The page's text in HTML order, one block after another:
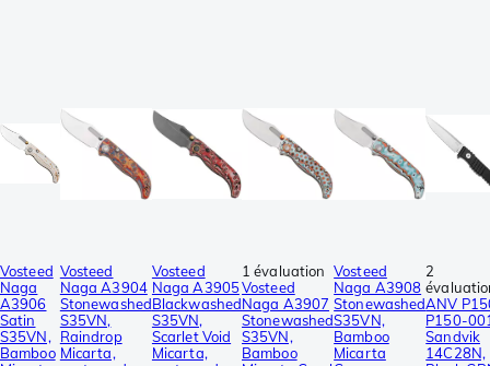
Vosteed
Naga
A3906
Satin
S35VN,
Bamboo
Vosteed
Naga A3904
Stonewashed
S35VN,
Raindrop
Micarta,
Vosteed
Naga A3905
Blackwashed
S35VN,
Scarlet Void
Micarta,
1 évaluation
Vosteed
Naga A3907
Stonewashed
S35VN,
Bamboo
Vosteed
Naga A3908
Stonewashed
S35VN,
Bamboo
Micarta
2
ANV
P150-
Sandvik
14C28N,